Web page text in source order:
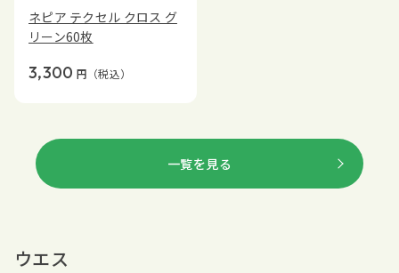
ネピア テクセル クロス グ
リーン60枚
3,300 円 （税込）
一覧を見る
ウエス